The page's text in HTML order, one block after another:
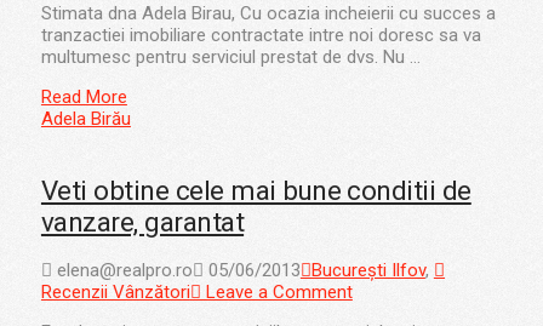
Stimata dna Adela Birau, Cu ocazia incheierii cu succes a
tranzactiei imobiliare contractate intre noi doresc sa va
multumesc pentru serviciul prestat de dvs. Nu …
Read More
Adela Birău
Veti obtine cele mai bune conditii de
vanzare, garantat
elena@realpro.ro 05/06/2013 București Ilfov,
Recenzii Vânzători
Leave a Comment